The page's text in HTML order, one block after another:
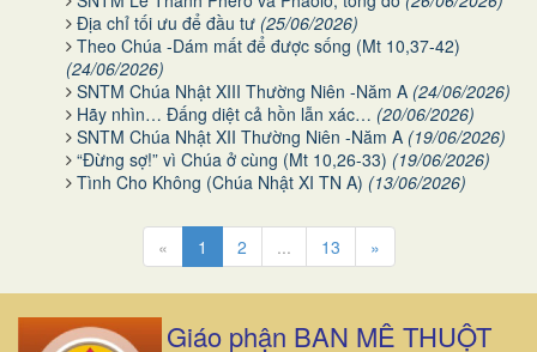
Địa chỉ tối ưu để đầu tư (25/06/2026)
Theo Chúa -Dám mất để được sống (Mt 10,37-42)
(24/06/2026)
SNTM Chúa Nhật XIII Thường Niên -Năm A (24/06/2026)
Hãy nhìn… Đấng diệt cả hồn lẫn xác… (20/06/2026)
SNTM Chúa Nhật XII Thường Niên -Năm A (19/06/2026)
“Đừng sợ!” vì Chúa ở cùng (Mt 10,26-33) (19/06/2026)
Tình Cho Không (Chúa Nhật XI TN A) (13/06/2026)
« 1 2 ... 13 »
Giáo phận BAN MÊ THUỘT